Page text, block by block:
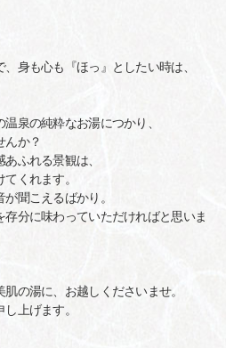
身も心も『ほっ』としたい時は、
泉の純粋なお湯につかり、
んか？
ふれる景観は、
くれます。
聞こえるばかり。
分に味わっていただければと思いま
の湯に、お越しくださいませ。
上げます。